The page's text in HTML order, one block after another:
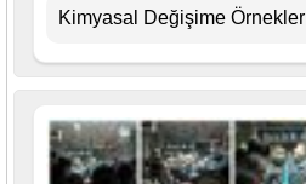
Kimyasal Değişime Örnekler